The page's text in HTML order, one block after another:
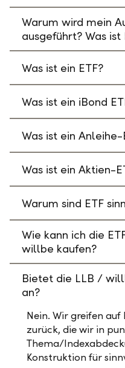
Warum wird mein
ausgeführt? Was ist
Was ist ein ETF?
Was ist ein iBond
Was ist ein Anleihe-
Was ist ein Aktien-
Warum sind ETF
Wie kann ich die
willbe kaufen?
Bietet die LLB /
an?
Nein. Wir greifen
zurück, die wir in
Thema/
Konstruktion für